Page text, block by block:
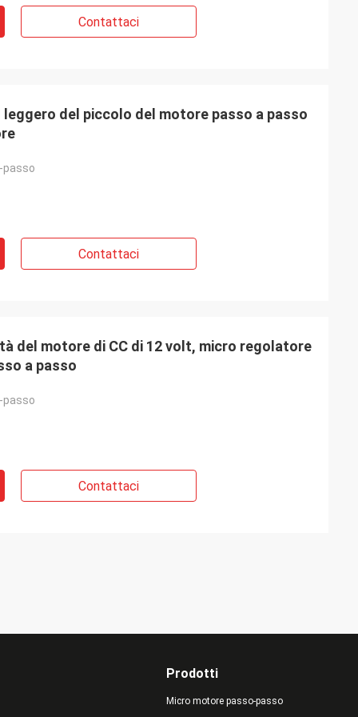
Contattaci
del piccolo del motore passo a passo
passo
Contattaci
del motore di CC di 12 volt, micro regolatore
a passo
passo
Contattaci
Prodotti
Micro motore passo-passo